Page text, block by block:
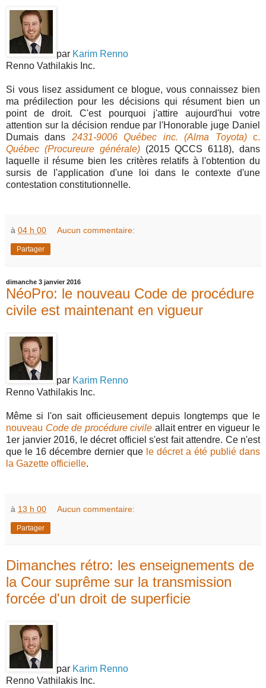
par Karim Renno
Renno Vathilakis Inc.
Si vous lisez assidument ce blogue, vous connaissez bien
ma prédilection pour les décisions qui résument bien un
point de droit. C'est pourquoi j'attire aujourd'hui votre
attention sur la décision rendue par l'Honorable juge Daniel
Dumais dans 2431-9006 Québec inc. (Alma Toyota)c.
Québec (Procureure générale)(2015 QCCS 6118), dans
laquelle il résume bien les critères relatifs à l'obtention du
sursis de l'application d'une loi dans le contexte d'une
contestation constitutionnelle.
à 04 h 00 Aucun commentaire:
Partager
dimanche 3 janvier 2016
NéoPro: le nouveau Code de procédure
civile est maintenant en vigueur
par Karim Renno
Renno Vathilakis Inc.
Même si l'on sait officieusement depuis longtemps que le
nouveau Code de procédure civile allait entrer en vigueur le
1er janvier 2016, le décret officiel s'est fait attendre. Ce n'est
que le 16 décembre dernier que le décret a été publié dans
la Gazette officielle.
à 13 h 00 Aucun commentaire:
Partager
Dimanches rétro: les enseignements de
la Cour suprême sur la transmission
forcée d'un droit de superficie
par Karim Renno
Renno Vathilakis Inc.